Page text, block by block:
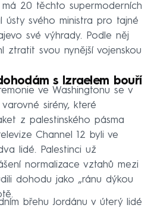
má 20 těchto supermoderních
ústy svého ministra pro tajné
své výhrady. Podle něj
ztratit svou nynější vojenskou
s Izraelem bouří
ve Washingtonu se v
sirény, které
z palestinského pásma
Channel 12 byli ve
lidé. Palestinci už
normalizace vztahů mezi
dohodu jako „ránu dýkou
břehu Jordánu v úterý lidé